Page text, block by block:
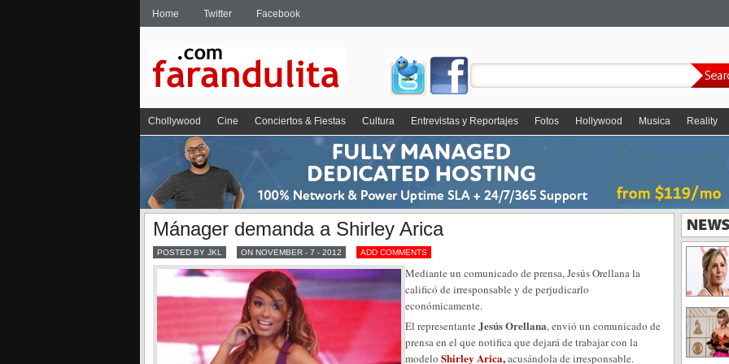
Home Twitter Facebook
Chollywood Cine Conciertos & Fiestas Cultura Entrevistas y Reportajes Fotos Hollywood Musica Reality
Mánager demanda a Shirley Arica
POSTED BY JKL ON NOVEMBER - 7 - 2012 ADD COMMENTS
Mediante un comunicado de prensa, Jesús Orellana la
calificó de irresponsable y de perjudicarlo
económicamente.
El representante Jesús Orellana, envió un comunicado de
prensa en el que notifica que dejará de trabajar con la
modelo Shirley Arica,acusándola de irresponsable.